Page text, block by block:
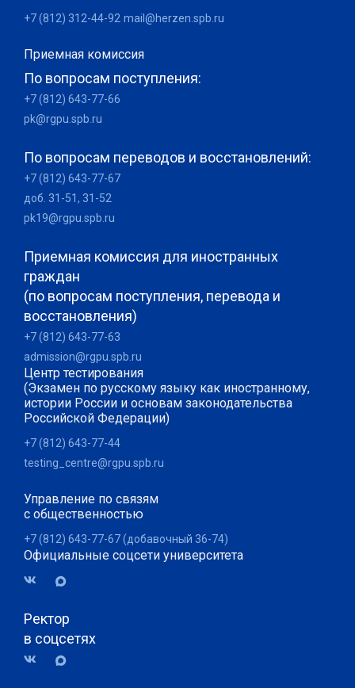
+7 (812) 312-44-92 mail@herzen.spb.ru
Приемная комиссия
По вопросам поступления:
+7 (812) 643-77-66
pk@rgpu.spb.ru
По вопросам переводов и восстановлений:
+7 (812) 643-77-67
доб. 31-51, 31-52
pk19@rgpu.spb.ru
Приемная комиссия для иностранных
граждан
(по вопросам поступления, перевода и
восстановления)
+7 (812) 643-77-63
admission@rgpu.spb.ru
Центр тестирования
(Экзамен по русскому языку как иностранному,
истории России и основам законодательства
Российской Федерации)
+7 (812) 643-77-44
testing_centre@rgpu.spb.ru
Управление по связям
с общественностью
+7 (812) 643-77-67 (добавочный 36-74)
Официальные соцсети университета
Ректор
в соцсетях